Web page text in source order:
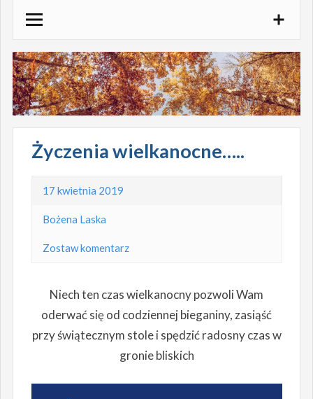
treści
Życzenia wielkanocne…..
17 kwietnia 2019
Bożena Laska
Zostaw komentarz
Niech ten czas wielkanocny pozwoli Wam
oderwać się od codziennej bieganiny, zasiąść
przy świątecznym stole i spędzić radosny czas w
gronie bliskich